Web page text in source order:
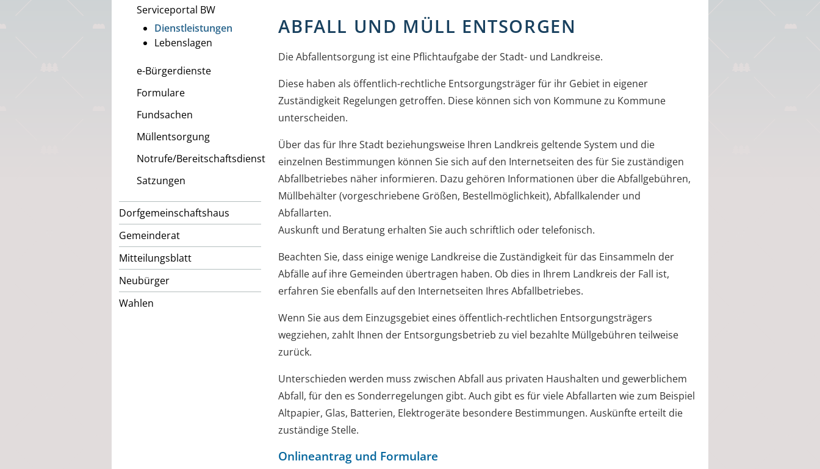
Serviceportal BW
Dienstleistungen
Lebenslagen
e-Bürgerdienste
Formulare
Fundsachen
Müllentsorgung
Notrufe/Bereitschaftsdienst
Satzungen
Dorfgemeinschaftshaus
Gemeinderat
Mitteilungsblatt
Neubürger
Wahlen
ABFALL UND MÜLL ENTSORGEN
Die Abfallentsorgung ist eine Pflichtaufgabe der Stadt- und Landkreise.
Diese haben als öffentlich-rechtliche Entsorgungsträger für ihr Gebiet in eigener
Zuständigkeit Regelungen getroffen. Diese können sich von Kommune zu Kommune
unterscheiden.
Über das für Ihre Stadt beziehungsweise Ihren Landkreis geltende System und die
einzelnen Bestimmungen können Sie sich auf den Internetseiten des für Sie zuständigen
Abfallbetriebes näher informieren. Dazu gehören Informationen über die Abfallgebühren,
Müllbehälter (vorgeschriebene Größen, Bestellmöglichkeit), Abfallkalender und
Abfallarten.
Auskunft und Beratung erhalten Sie auch schriftlich oder telefonisch.
Beachten Sie, dass einige wenige Landkreise die Zuständigkeit für das Einsammeln der
Abfälle auf ihre Gemeinden übertragen haben. Ob dies in Ihrem Landkreis der Fall ist,
erfahren Sie ebenfalls auf den Internetseiten Ihres Abfallbetriebes.
Wenn Sie aus dem Einzugsgebiet eines öffentlich-rechtlichen Entsorgungsträgers
wegziehen, zahlt Ihnen der Entsorgungsbetrieb zu viel bezahlte Müllgebühren teilweise
zurück.
Unterschieden werden muss zwischen Abfall aus privaten Haushalten und gewerblichem
Abfall, für den es Sonderregelungen gibt. Auch gibt es für viele Abfallarten wie zum Beispiel
Altpapier, Glas, Batterien, Elektrogeräte besondere Bestimmungen. Auskünfte erteilt die
zuständige Stelle.
Onlineantrag und Formulare